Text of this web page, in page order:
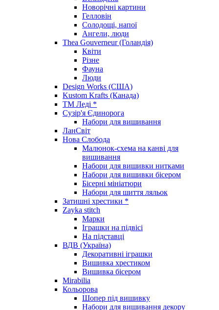
Новорічні картини
Гелловін
Солодощі, напої
Ангели, люди
Thea Gouverneur (Голандія)
Квіти
Різне
Фауна
Люди
Design Works (США)
Kustom Krafts (Канада)
ТМ Леді *
Сузір'я Єдинорога
Набори для вишивання
ЛанСвіт
Нова Слобода
Малюнок-схема на канві для
вишивання
Набори для вишивки нитками
Набори для вишивки бісером
Бісерні мініатюри
Набори для шиття ляльок
Затишні хрестики *
Zayka stitch
Марки
Іграшки на підвісі
На підставці
ВДВ (Україна)
Декоративні іграшки
Вишивка хрестиком
Вишивка бісером
Mirabilia
Кольорова
Шопер під вишивку
Набори для вишивання декору